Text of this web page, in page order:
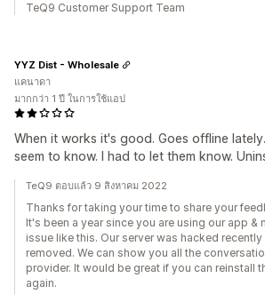
TeQ9 Customer Support Team
When it works it's good. Goes offline
seem to know. I had to let them know.
YYZ Dist - Wholesale
แคนาดา
มากกว่า 1 ปี ในการใช้แอป
TeQ9 ตอบแล้ว 9 สิงหาคม 2022
Thanks for taking your time to share your
It's been a year since you are using our app &
issue like this. Our server was hacked
removed. We can show you all the
provider. It would be great if you can reinstall
again.